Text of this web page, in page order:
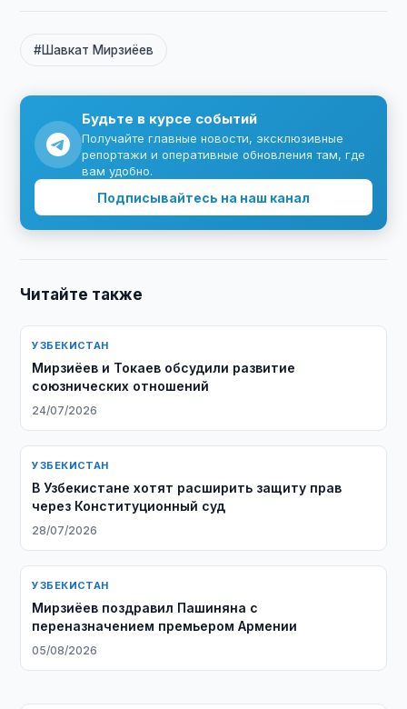
#Шавкат Мирзиёев
Будьте в курсе событий
Получайте главные новости, эксклюзивные
репортажи и оперативные обновления там, где
вам удобно.
Подписывайтесь на наш канал
Читайте также
УЗБЕКИСТАН
Мирзиёев и Токаев обсудили развитие
союзнических отношений
24/07/2026
УЗБЕКИСТАН
В Узбекистане хотят расширить защиту прав
через Конституционный суд
28/07/2026
УЗБЕКИСТАН
Мирзиёев поздравил Пашиняна с
переназначением премьером Армении
05/08/2026